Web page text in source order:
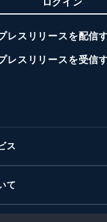
レスリリースを配信
レスリリースを受信
ス
て